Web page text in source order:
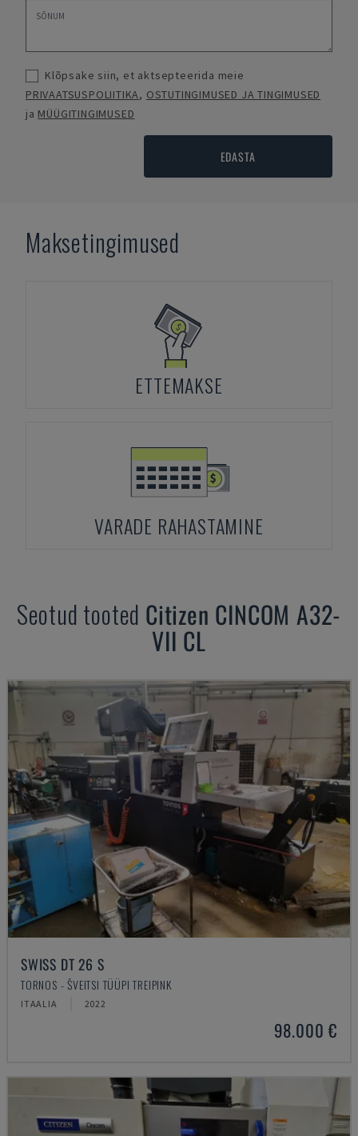
Klõpsake siin, et aktsepteerida meie
PRIVAATSUSPOLIITIKA, OSTUTINGIMUSED JA TINGIMUSED
ja MÜÜGITINGIMUSED
EDASTA
Maksetingimused
ETTEMAKSE
VARADE RAHASTAMINE
Seotud tooted Citizen CINCOM A32-
VII CL
SWISS DT 26 S
TORNOS - ŠVEITSI TÜÜPI TREIPINK
ITAALIA 2022
98.000 €